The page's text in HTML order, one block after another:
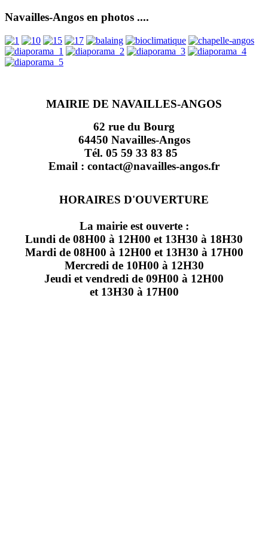
Navailles-Angos en photos ....
MAIRIE DE NAVAILLES-ANGOS
62 rue du Bourg
64450 Navailles-Angos
Tél. 05 59 33 83 85
Email : contact@navailles-angos.fr
HORAIRES D'OUVERTURE
La mairie est ouverte :
Lundi de 08H00 à 12H00 et 13H30 à 18H30
Mardi de 08H00 à 12H00 et 13H30 à 17H00
Mercredi de 10H00 à 12H30
Jeudi et vendredi de 09H00 à 12H00
et 13H30 à 17H00